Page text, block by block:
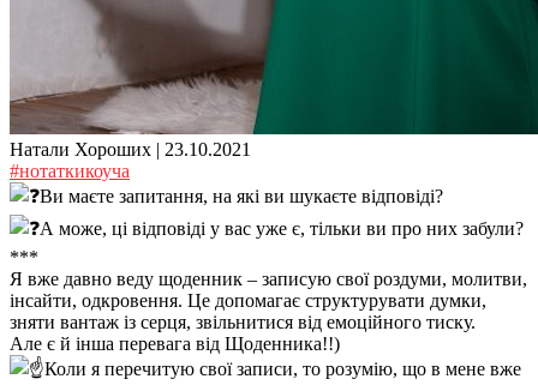
Натали Хороших | 23.10.2021
#нотаткикоуча
Ви маєте запитання, на які ви шукаєте відповіді?
А може, ці відповіді у вас уже є, тільки ви про них забули?
***
Я вже давно веду щоденник – записую свої роздуми, молитви,
інсайти, одкровення. Це допомагає структурувати думки,
зняти вантаж із серця, звільнитися від емоційного тиску.
Але є й інша перевага від Щоденника!!)
Коли я перечитую свої записи, то розумію, що в мене вже